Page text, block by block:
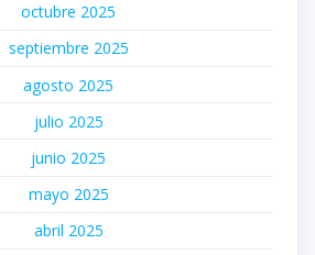
octubre 2025
septiembre 2025
agosto 2025
julio 2025
junio 2025
mayo 2025
abril 2025